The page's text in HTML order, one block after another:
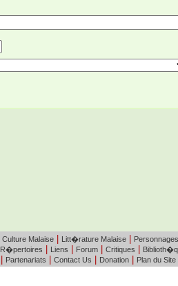
Culture Malaise| Litt�rature Malaise| Personnages
R�pertoires Liens Forum Critiques
Partenariats Contact Us Donation Plan du Site